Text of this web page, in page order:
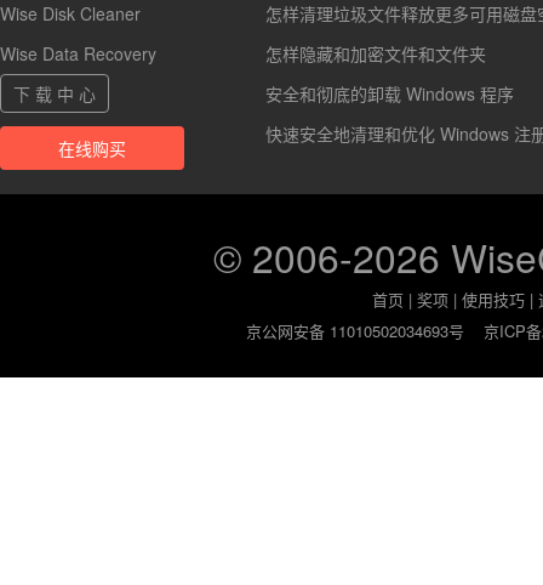
Wise Disk Cleaner
Wise Data Recovery
下 载 中 心
在线购买
怎样清理垃圾文件释放更多可用磁盘
怎样隐藏和加密文件和文件夹
安全和彻底的卸载 Windows 程序
快速安全地清理和优化 Windows 注
© 2006-2026
首页 |奖项 |使用技巧 |
京公网安备 11010502034693号
京ICP